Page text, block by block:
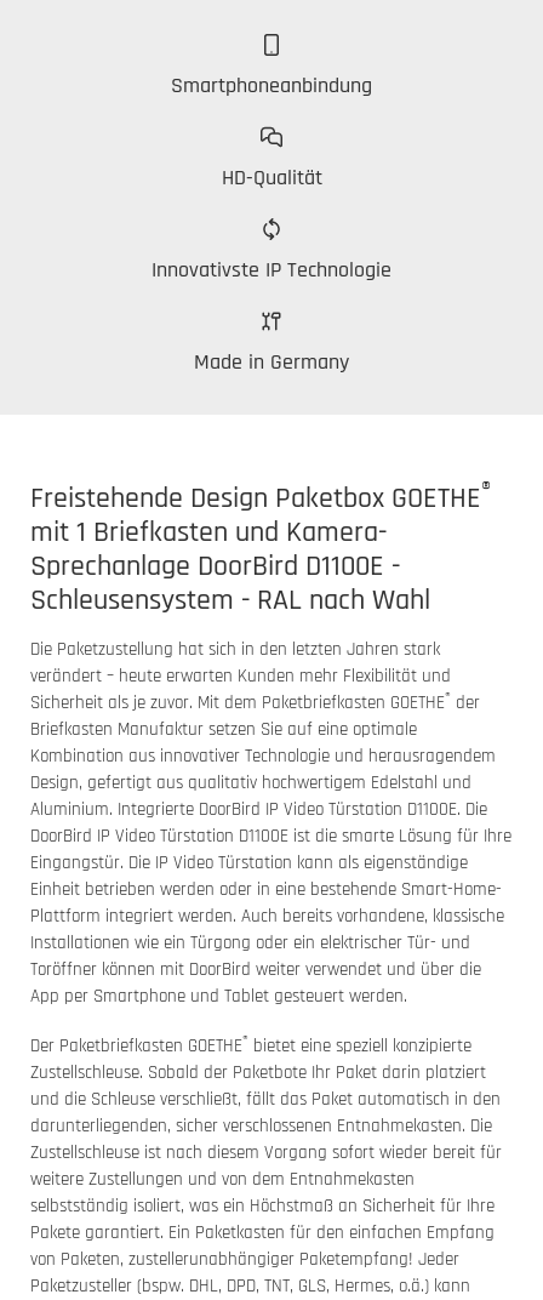
Smartphoneanbindung
HD-Qualität
Innovativste IP Technologie
Made in Germany
Freistehende Design Paketbox GOETHE®
mit 1 Briefkasten und Kamera-
Sprechanlage DoorBird D1100E -
Schleusensystem - RAL nach Wahl
Die Paketzustellung hat sich in den letzten Jahren stark
verändert – heute erwarten Kunden mehr Flexibilität und
Sicherheit als je zuvor. Mit dem Paketbriefkasten GOETHE® der
Briefkasten Manufaktur setzen Sie auf eine optimale
Kombination aus innovativer Technologie und herausragendem
Design, gefertigt aus qualitativ hochwertigem Edelstahl und
Aluminium. Integrierte DoorBird IP Video Türstation D1100E. Die
DoorBird IP Video Türstation D1100E ist die smarte Lösung für Ihre
Eingangstür. Die IP Video Türstation kann als eigenständige
Einheit betrieben werden oder in eine bestehende Smart-Home-
Plattform integriert werden. Auch bereits vorhandene, klassische
Installationen wie ein Türgong oder ein elektrischer Tür- und
Toröffner können mit DoorBird weiter verwendet und über die
App per Smartphone und Tablet gesteuert werden.
Der Paketbriefkasten GOETHE® bietet eine speziell konzipierte
Zustellschleuse. Sobald der Paketbote Ihr Paket darin platziert
und die Schleuse verschließt, fällt das Paket automatisch in den
darunterliegenden, sicher verschlossenen Entnahmekasten. Die
Zustellschleuse ist nach diesem Vorgang sofort wieder bereit für
weitere Zustellungen und von dem Entnahmekasten
selbstständig isoliert, was ein Höchstmaß an Sicherheit für Ihre
Pakete garantiert. Ein Paketkasten für den einfachen Empfang
von Paketen, zustellerunabhängiger Paketempfang! Jeder
Paketzusteller (bspw. DHL, DPD, TNT, GLS, Hermes, o.ä.) kann